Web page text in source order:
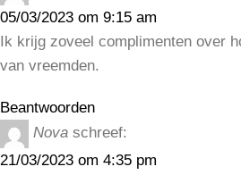
05/03/2023 om 9:15 am
Ik krijg zoveel complimenten over
van vreemden.
Beantwoorden
Nova schreef:
21/03/2023 om 4:35 pm